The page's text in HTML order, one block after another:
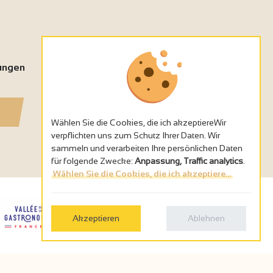
Wählen Sie die Cookies, die ich akzeptiereWir
verpflichten uns zum Schutz Ihrer Daten. Wir
sammeln und verarbeiten Ihre persönlichen Daten
für folgende Zwecke: Anpassung, Traffic analytics
Wählen Sie die Cookies, die ich akzeptiere...
Akzeptieren Ablehnen